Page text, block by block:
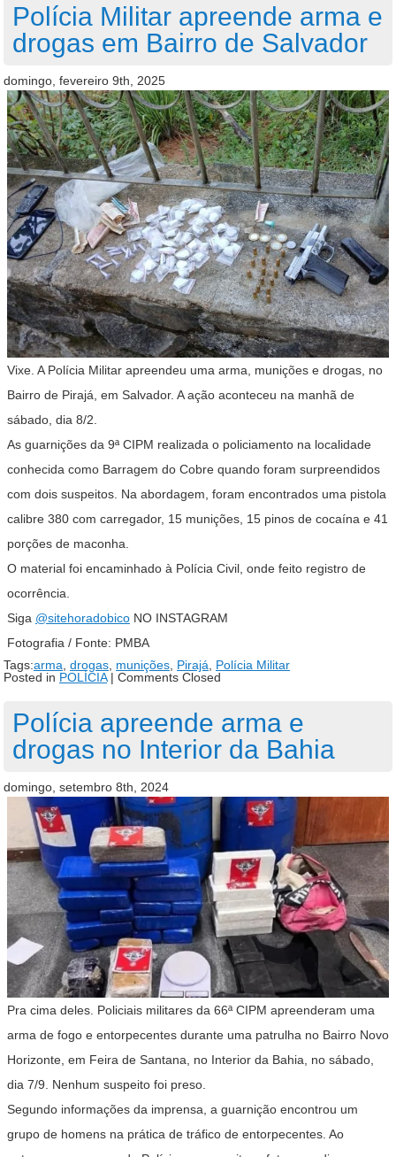
Polícia Militar apreende arma e
drogas em Bairro de Salvador
domingo, fevereiro 9th, 2025
Vixe. A Polícia Militar apreendeu uma arma, munições e drogas, no
Bairro de Pirajá, em Salvador. A ação aconteceu na manhã de
sábado, dia 8/2.
As guarnições da 9ª CIPM realizada o policiamento na localidade
conhecida como Barragem do Cobre quando foram surpreendidos
com dois suspeitos. Na abordagem, foram encontrados uma pistola
calibre 380 com carregador, 15 munições, 15 pinos de cocaína e 41
porções de maconha.
O material foi encaminhado à Polícia Civil, onde feito registro de
ocorrência.
Siga @sitehoradobico NO INSTAGRAM
Fotografia / Fonte: PMBA
Tags:arma, drogas, munições, Pirajá, Polícia Militar
Posted in POLÍCIA| Comments Closed
Polícia apreende arma e
drogas no Interior da Bahia
domingo, setembro 8th, 2024
Pra cima deles. Policiais militares da 66ª CIPM apreenderam uma
arma de fogo e entorpecentes durante uma patrulha no Bairro Novo
Horizonte, em Feira de Santana, no Interior da Bahia, no sábado,
dia 7/9. Nenhum suspeito foi preso.
Segundo informações da imprensa, a guarnição encontrou um
grupo de homens na prática de tráfico de entorpecentes. Ao